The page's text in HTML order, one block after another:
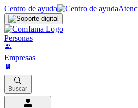
Centro de ayuda
Personas
Empresas
Buscar